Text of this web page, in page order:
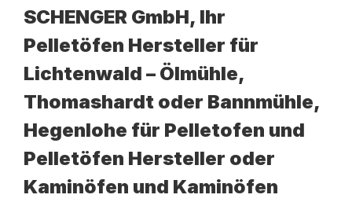
SCHENGER GmbH, Ihr
Pelletöfen Hersteller für
Lichtenwald – Ölmühle,
Thomashardt oder Bannmühle,
Hegenlohe für Pelletofen und
Pelletöfen Hersteller oder
Kaminöfen und Kaminöfen